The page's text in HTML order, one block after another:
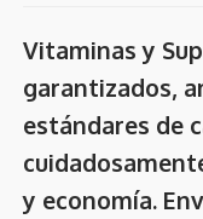
Vitaminas y
garantizados,
estándares de
y economía.